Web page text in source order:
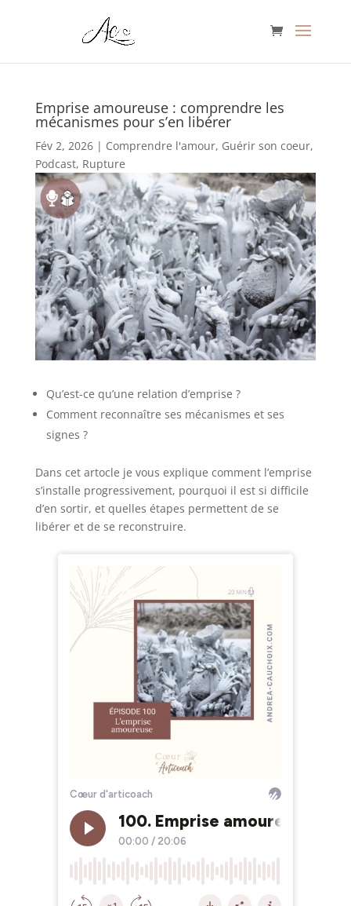
Emprise amoureuse : comprendre les
mécanismes pour s’en libérer
Fév 2, 2026| Comprendre l'amour, Guérir son coeur,
Podcast, Rupture
Qu’est-ce qu’une relation d’emprise ?
Comment reconnaître ses mécanismes et ses
signes ?
Dans cet artocle je vous explique comment l’emprise
s’installe progressivement, pourquoi il est si difficile
d’en sortir, et quelles étapes permettent de se
libérer et de se reconstruire.